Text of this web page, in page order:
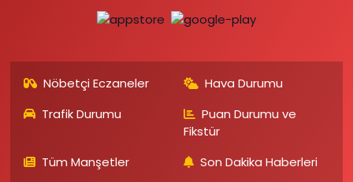
Nöbetçi Eczaneler
Hava Durumu
Trafik Durumu
Puan Durumu ve
Fikstür
Tüm Manşetler
Son Dakika Haberleri